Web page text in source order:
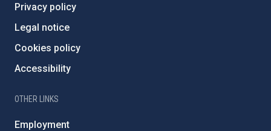
Privacy policy
Legal notice
Cookies policy
Accessibility
OTHER LINKS
Employment